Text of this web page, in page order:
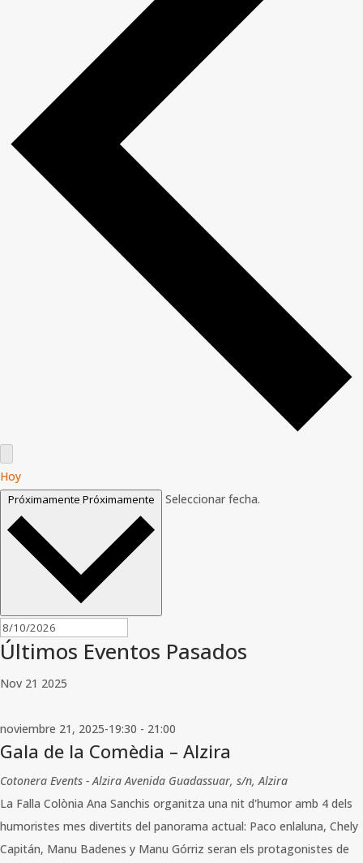
Hoy
Próximamente Próximamente Seleccionar fecha.
Últimos Eventos Pasados
Nov 21 2025
noviembre 21, 2025-19:30 - 21:00
Gala de la Comèdia – Alzira
Cotonera Events - AlziraAvenida Guadassuar, s/n, Alzira
La Falla Colònia Ana Sanchis organitza una nit d'humor amb 4 dels
humoristes mes divertits del panorama actual: Paco enlaluna, Chely
Capitán, Manu Badenes y Manu Górriz seran els protagonistes de